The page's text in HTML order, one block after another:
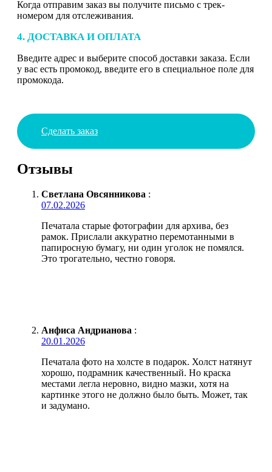
Когда отправим заказ вы получите письмо с трек-
номером для отслеживания.
4. ДОСТАВКА И ОПЛАТА
Введите адрес и выберите способ доставки заказа. Если
у вас есть промокод, введите его в специальное поле для
промокода.
Сделать заказ
Отзывы
Светлана Овсянникова :
07.02.2026
Печатала старые фотографии для архива, без
рамок. Прислали аккуратно перемотанными в
папиросную бумагу, ни один уголок не помялся.
Это трогательно, честно говоря.
Анфиса Андрианова :
20.01.2026
Печатала фото на холсте в подарок. Холст натянут
хорошо, подрамник качественный. Но краска
местами легла неровно, видно мазки, хотя на
картинке этого не должно было быть. Может, так
и задумано.